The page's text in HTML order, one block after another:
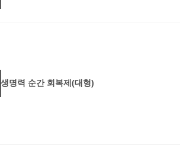
생명력 순간 회복제(대형)